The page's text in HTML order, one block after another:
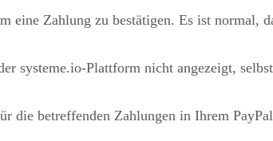
eine Zahlung zu bestätigen. Es ist normal,
systeme.io-Plattform nicht angezeigt,
die betreffenden Zahlungen in Ihrem